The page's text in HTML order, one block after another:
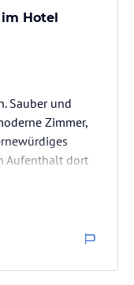
Hotel
Sauber und
Zimmer,
Aufenthalt dort